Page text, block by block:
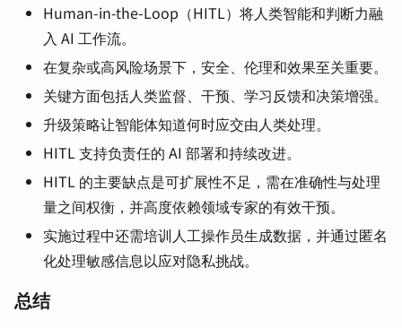
Human-in-the-Loop（HITL）将人类智能和判断力融
入 AI 工作流。
在复杂或高风险场景下，安全、伦理和效果至关重要。
关键方面包括人类监督、干预、学习反馈和决策增强。
升级策略让智能体知道何时应交由人类处理。
HITL 支持负责任的 AI 部署和持续改进。
HITL 的主要缺点是可扩展性不足，需在准确性与处理
量之间权衡，并高度依赖领域专家的有效干预。
实施过程中还需培训人工操作员生成数据，并通过匿名
化处理敏感信息以应对隐私挑战。
总结